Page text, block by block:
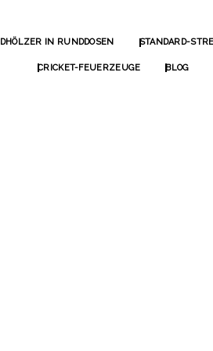
IN RUNDDOSEN STANDARD-
CRICKET-FEUERZEUGE BLOG